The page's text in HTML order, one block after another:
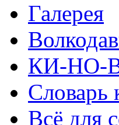
Галерея
КИ-НО-
Словарь
Всё для